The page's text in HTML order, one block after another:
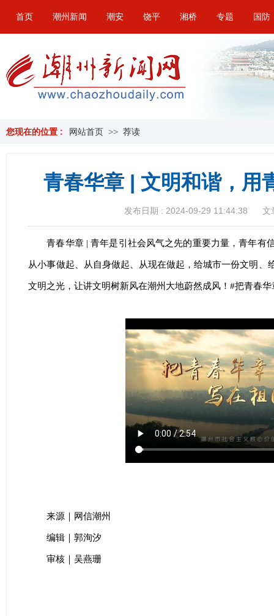
首页 潮州新闻 潮安 饶平 湘桥 专题 国防
您现在的位置 : 网站首页 >> 荐读
青春华章 | 文明和谐，用
发布日期 : 2024-09-29 11:44:38 文
青春华章 | 青年是引社会风气之先的重要力量，青年有
从小事做起、从自身做起、从现在做起，给城市一份文明
文明之光，让讲文明树新风在潮州大地蔚然成风！#把青春
来源｜网信潮州
编辑｜郭洵汐
审核｜吴燕珊